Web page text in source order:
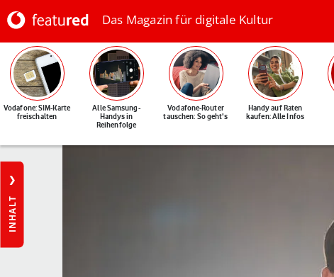
Das Magazin für digitale Kultur
Vodafone: SIM-Karte
freischalten
Alle Samsung-
Handys in
Reihenfolge
Vodafone-Router
tauschen: So geht's
Handy auf Raten
kaufen: Alle Infos
INHALT